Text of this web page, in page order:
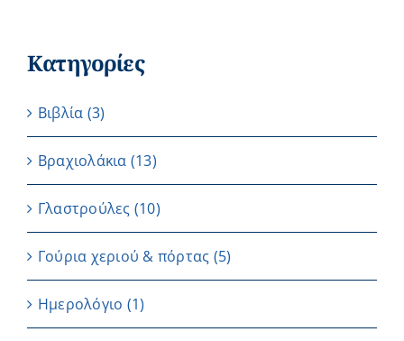
Κατηγορίες
Βιβλία (3)
Βραχιολάκια (13)
Γλαστρούλες (10)
Γούρια χεριού & πόρτας (5)
Ημερολόγιο (1)